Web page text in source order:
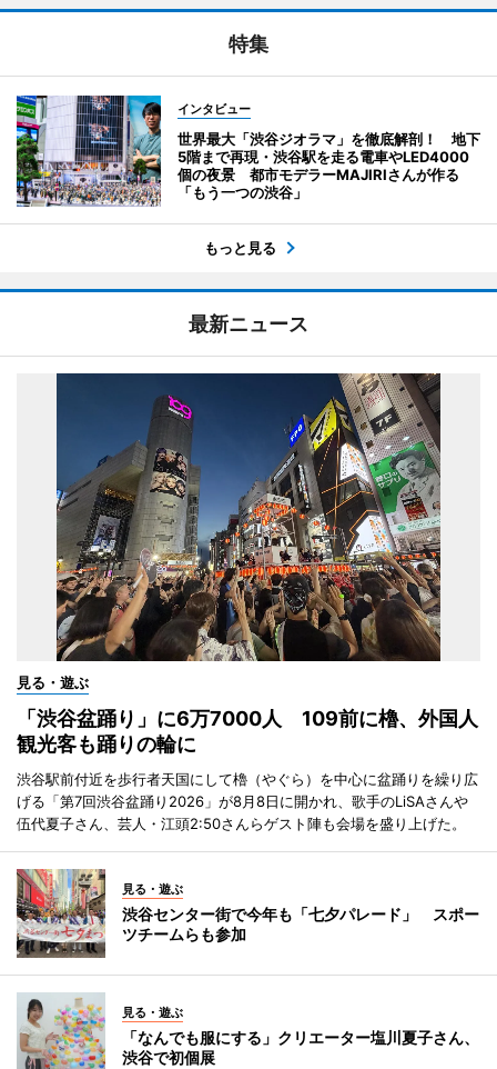
特集
インタビュー
世界最大「渋谷ジオラマ」を徹底解剖！ 地下
5階まで再現・渋谷駅を走る電車やLED4000
個の夜景 都市モデラーMAJIRIさんが作る
「もう一つの渋谷」
もっと見る
最新ニュース
見る・遊ぶ
「渋谷盆踊り」に6万7000人 109前に櫓、外国人
観光客も踊りの輪に
渋谷駅前付近を歩行者天国にして櫓（やぐら）を中心に盆踊りを繰り広
げる「第7回渋谷盆踊り2026」が8月8日に開かれ、歌手のLiSAさんや
伍代夏子さん、芸人・江頭2:50さんらゲスト陣も会場を盛り上げた。
見る・遊ぶ
渋谷センター街で今年も「七夕パレード」 スポー
ツチームらも参加
見る・遊ぶ
「なんでも服にする」クリエーター塩川夏子さん、
渋谷で初個展